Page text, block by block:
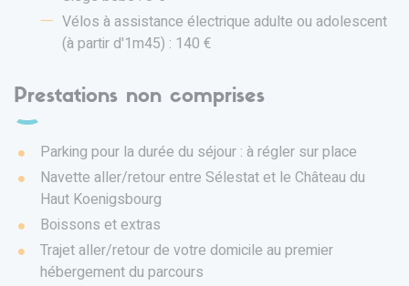
Vélos à assistance électrique adulte ou adolescent
(à partir d'1m45) : 140 €
Prestations non comprises
Parking pour la durée du séjour : à régler sur place
Navette aller/retour entre Sélestat et le Château du
Haut Koenigsbourg
Boissons et extras
Trajet aller/retour de votre domicile au premier
hébergement du parcours